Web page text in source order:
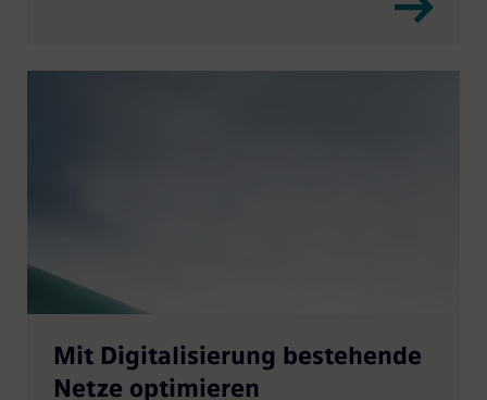
Mit Digitalisierung bestehende
Netze optimieren